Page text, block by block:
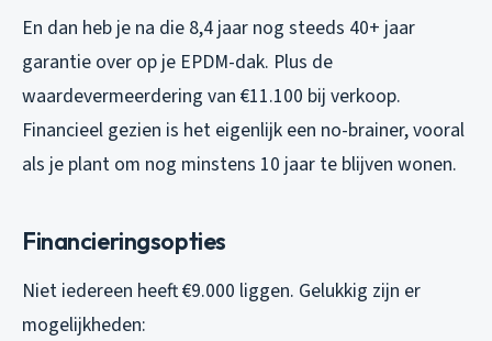
En dan heb je na die 8,4 jaar nog steeds 40+ jaar
garantie over op je EPDM-dak. Plus de
waardevermeerdering van €11.100 bij verkoop.
Financieel gezien is het eigenlijk een no-brainer, vooral
als je plant om nog minstens 10 jaar te blijven wonen.
Financieringsopties
Niet iedereen heeft €9.000 liggen. Gelukkig zijn er
mogelijkheden: